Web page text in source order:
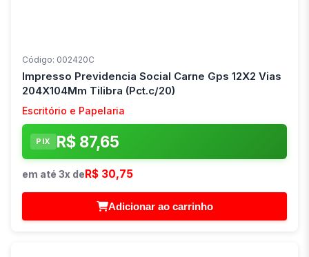
Código: 002420C
Impresso Previdencia Social Carne Gps 12X2 Vias
204X104Mm Tilibra (Pct.c/20)
Escritório e Papelaria
PIX R$ 87,65
em até 3x de R$ 30,75
Adicionar ao carrinho